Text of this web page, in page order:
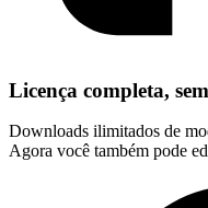
Licença completa,
Downloads ilimitados de
Agora você também pode